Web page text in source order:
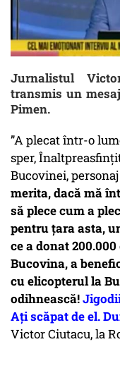
Jurnalistul
transmis un
Pimen.
”A plecat într-o
sper,
Bucovinei,
merita, dacă mă
să plece cum a
pentru țara asta,
ce a donat
Bucovina, a
cu elicopterul la
odihnească!
Ați scăpat de el.
Victor Ciutacu, la